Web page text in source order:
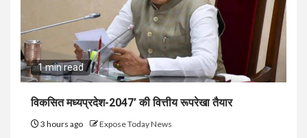
1 min read
विकसित मध्यप्रदेश-2047’ की वित्तीय रूपरेखा तैयार
3 hours ago Expose Today News